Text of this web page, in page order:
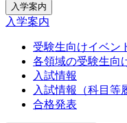
入学案内
入学案内
受験生向けイベン
各領域の受験生向
入試情報
入試情報（科目等
合格発表